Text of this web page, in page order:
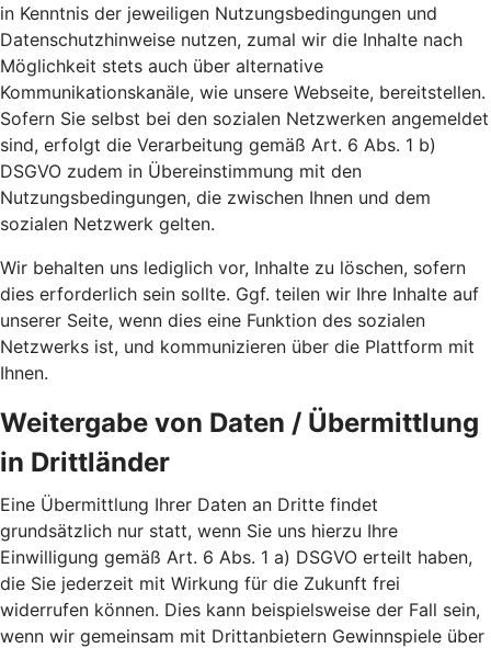
in Kenntnis der jeweiligen Nutzungsbedingungen und
Datenschutzhinweise nutzen, zumal wir die Inhalte nach
Möglichkeit stets auch über alternative
Kommunikationskanäle, wie unsere Webseite, bereitstellen.
Sofern Sie selbst bei den sozialen Netzwerken angemeldet
sind, erfolgt die Verarbeitung gemäß Art. 6 Abs. 1 b)
DSGVO zudem in Übereinstimmung mit den
Nutzungsbedingungen, die zwischen Ihnen und dem
sozialen Netzwerk gelten.
Wir behalten uns lediglich vor, Inhalte zu löschen, sofern
dies erforderlich sein sollte. Ggf. teilen wir Ihre Inhalte auf
unserer Seite, wenn dies eine Funktion des sozialen
Netzwerks ist, und kommunizieren über die Plattform mit
Ihnen.
Weitergabe von Daten / Übermittlung
in Drittländer
Eine Übermittlung Ihrer Daten an Dritte findet
grundsätzlich nur statt, wenn Sie uns hierzu Ihre
Einwilligung gemäß Art. 6 Abs. 1 a) DSGVO erteilt haben,
die Sie jederzeit mit Wirkung für die Zukunft frei
widerrufen können. Dies kann beispielsweise der Fall sein,
wenn wir gemeinsam mit Drittanbietern Gewinnspiele über